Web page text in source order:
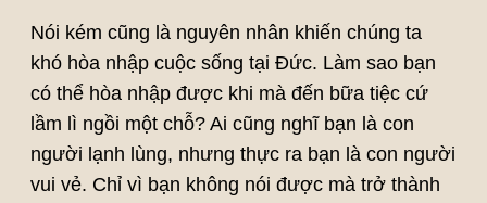
Nói kém cũng là nguyên nhân khiến chúng ta
khó hòa nhập cuộc sống tại Đức. Làm sao bạn
có thể hòa nhập được khi mà đến bữa tiệc cứ
lầm lì ngồi một chỗ? Ai cũng nghĩ bạn là con
người lạnh lùng, nhưng thực ra bạn là con người
vui vẻ. Chỉ vì bạn không nói được mà trở thành